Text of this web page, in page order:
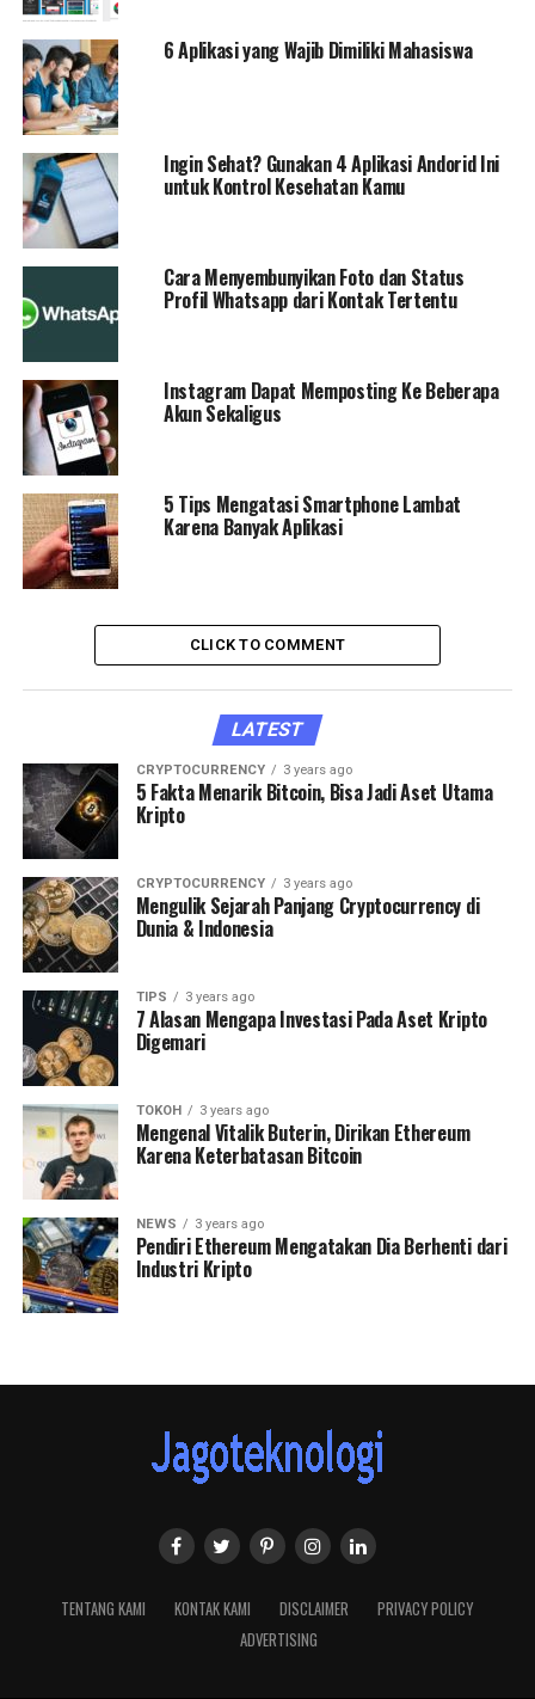
6 Aplikasi yang Wajib Dimiliki Mahasiswa
Ingin Sehat? Gunakan 4 Aplikasi Andorid Ini
untuk Kontrol Kesehatan Kamu
Cara Menyembunyikan Foto dan Status
Profil Whatsapp dari Kontak Tertentu
Instagram Dapat Memposting Ke Beberapa
Akun Sekaligus
5 Tips Mengatasi Smartphone Lambat
Karena Banyak Aplikasi
CLICK TO COMMENT
LATEST
CRYPTOCURRENCY 3 years ago
5 Fakta Menarik Bitcoin, Bisa Jadi Aset Utama
Kripto
CRYPTOCURRENCY 3 years ago
Mengulik Sejarah Panjang Cryptocurrency di
Dunia & Indonesia
TIPS 3 years ago
7 Alasan Mengapa Investasi Pada Aset Kripto
Digemari
TOKOH 3 years ago
Mengenal Vitalik Buterin, Dirikan Ethereum
Karena Keterbatasan Bitcoin
NEWS 3 years ago
Pendiri Ethereum Mengatakan Dia Berhenti dari
Industri Kripto
TENTANG KAMI KONTAK KAMI DISCLAIMER
PRIVACY POLICY
ADVERTISING